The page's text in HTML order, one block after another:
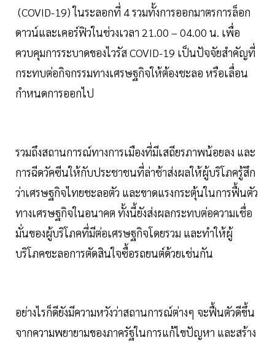
(COVID-19) ในระลอกที่ 4 รวมทั้งการออกมาตรการล็อก
ดาวน์และเคอร์ฟิวในช่วงเวลา 21.00 – 04.00 น. เพื่อ
ควบคุมการระบาดของไวรัส COVID-19 เป็นปัจจัยสำคัญที่
กระทบต่อกิจกรรมทางเศรษฐกิจให้ต้องชะลอ หรือเลื่อน
กำหนดการออกไป
รวมถึงสถานการณ์ทางการเมืองที่มีเสถียรภาพน้อยลง และ
การฉีดวัคซีนให้กับประชาชนที่ล่าช้าส่งผลให้ผู้บริโภครู้สึก
ว่าเศรษฐกิจไทยชะลอตัว และขาดแรงกระตุ้นในการฟื้นตัว
ทางเศรษฐกิจในอนาคต ทั้งนี้ยังส่งผลกระทบต่อความเชื่อ
มั่นของผู้บริโภคที่มีต่อเศรษฐกิจโดยรวม และทำให้ผู้
บริโภคชะลอการตัดสินใจซื้อรถยนต์ด้วยเช่นกัน
อย่างไรก็ดียังมีความหวังว่าสถานการณ์ต่างๆ จะฟื้นตัวดีขึ้น
จากความพยายามของภาครัฐในการแก้ไขปัญหา และสร้าง